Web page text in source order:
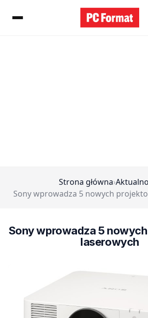
Strona główna›
Sony wprowadza 5 nowych
Sony wprowadza 5
laserowych